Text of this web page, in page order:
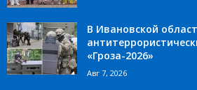
В Ивановской
«Гроза-2026»
Авг 7, 2026